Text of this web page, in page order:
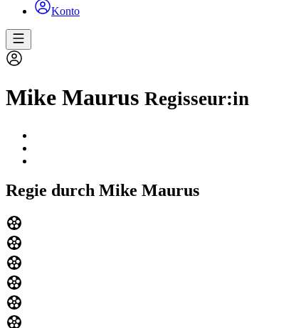
Konto
Mike Maurus Regisseur:in
Regie durch Mike Maurus